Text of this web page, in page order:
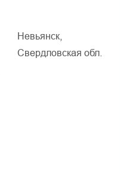
Невьянск,
Свердловская обл.